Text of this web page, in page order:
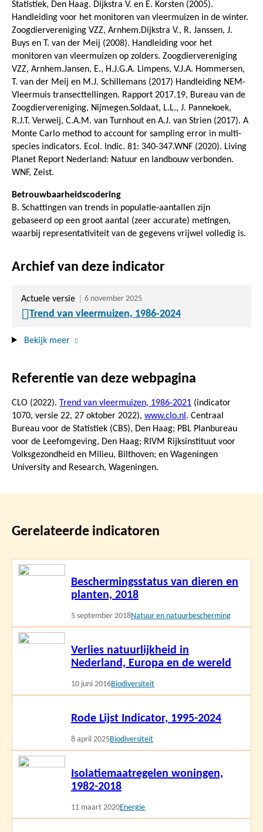
Statistiek, Den Haag. Dijkstra V. en E. Korsten (2005).
Handleiding voor het monitoren van vleermuizen in de winter.
Zoogdiervereniging VZZ, Arnhem.Dijkstra V., R. Janssen, J.
Buys en T. van der Meij (2008). Handleiding voor het
monitoren van vleermuizen op zolders. Zoogdiervereniging
VZZ, Arnhem.Jansen, E., H.J.G.A. Limpens, V.J.A. Hommersen,
T. van der Meij en M.J. Schillemans (2017) Handleiding NEM-
Vleermuis transecttellingen. Rapport 2017.19, Bureau van de
Zoogdiervereniging, Nijmegen.Soldaat, L.L., J. Pannekoek,
R.J.T. Verweij, C.A.M. van Turnhout en A.J. van Strien (2017). A
Monte Carlo method to account for sampling error in multi-
species indicators. Ecol. Indic. 81: 340-347.WNF (2020). Living
Planet Report Nederland: Natuur en landbouw verbonden.
WNF, Zeist.
Betrouwbaarheidscodering
B. Schattingen van trends in populatie-aantallen zijn
gebaseerd op een groot aantal (zeer accurate) metingen,
waarbij representativiteit van de gegevens vrijwel volledig is.
Archief van deze indicator
Actuele versie 6 november 2025
Trend van vleermuizen, 1986-2024
Bekijk meer
Referentie van deze webpagina
CLO (2022). Trend van vleermuizen, 1986-2021 (indicator
1070, versie 22, 27 oktober 2022), www.clo.nl . Centraal
Bureau voor de Statistiek (CBS), Den Haag; PBL Planbureau
voor de Leefomgeving, Den Haag; RIVM Rijksinstituut voor
Volksgezondheid en Milieu, Bilthoven; en Wageningen
University and Research, Wageningen.
Gerelateerde indicatoren
Beschermingsstatus van dieren en
planten, 2018
5 september 2018Natuur en natuurbescherming
Lees
Verlies natuurlijkheid in
Nederland, Europa en de wereld
10 juni 2016Biodiversiteit
Lees
Rode Lijst Indicator, 1995-2024
8 april 2025Biodiversiteit
Isolatiemaatregelen woningen,
1982-2018
11 maart 2020Energie
Lees